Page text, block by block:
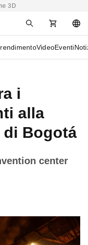
3D
VideoEventi
i
alla
di Bogotá
center